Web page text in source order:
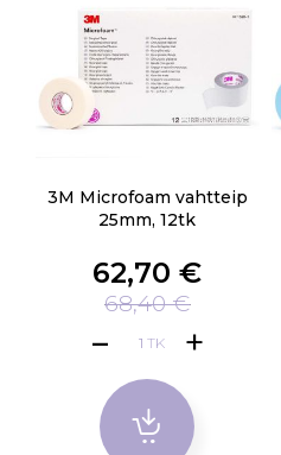
3M Microfoam vahtteip
25mm, 12tk
62,70 €
68,40 €
TK